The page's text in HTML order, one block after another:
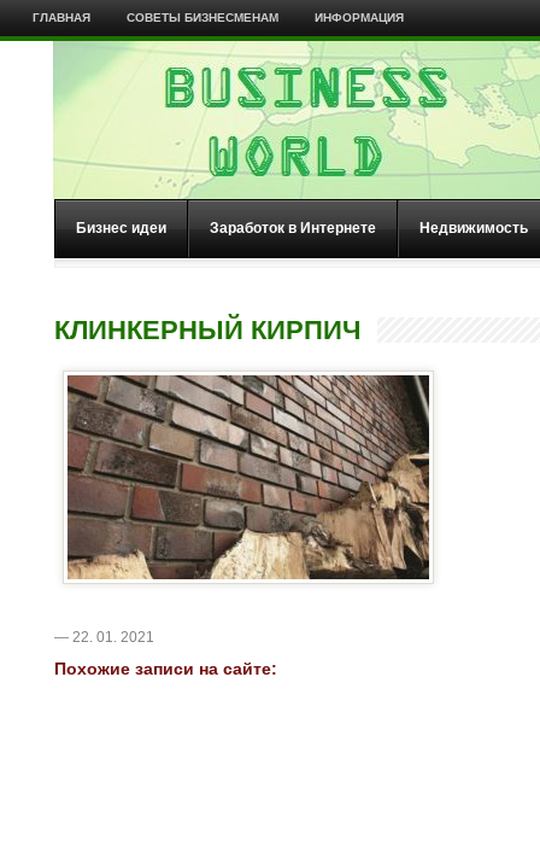
ГЛАВНАЯ СОВЕТЫ БИЗНЕСМЕНАМ ИНФОРМАЦИЯ
Бизнес идеи Заработок в Интернете Недвижимость
КЛИНКЕРНЫЙ КИРПИЧ
— 22. 01. 2021
Похожие записи на сайте: